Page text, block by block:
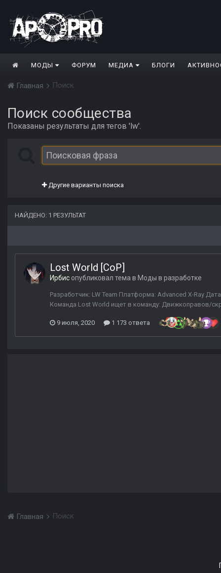
МОДЫ ФОРУМ МЕДИА БЛОГИ
Главная Поиск
Поиск сообщества
Показаны результаты для тегов 'lw'.
Другие варианты поиска
НАЙДЕНО: 1 РЕЗУЛЬТАТ
Lost World [CoP]
Ирбис опубликовал тема в Моды в разработке
Разработчик: LW Team Платформа: Advanced X-Ray
Команда Lost World ищет в команду: Движкоправов/
9 июля, 2020 1 173 ответа
Главная Поиск